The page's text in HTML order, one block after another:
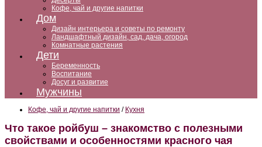
Кофе, чай и другие напитки
Дом
Дизайн интерьера и советы по ремонту
Ландшафтный дизайн, сад, дача, огород
Комнатные растения
Дети
Беременность
Воспитание
Досуг и развитие
Мужчины
Кофе, чай и другие напитки / Кухня
Что такое ройбуш – знакомство с полезными
свойствами и особенностями красного чая